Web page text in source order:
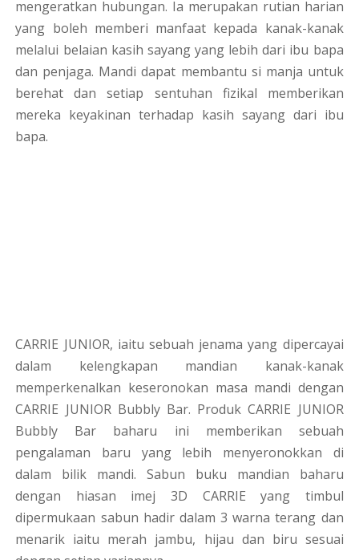
mengeratkan hubungan. Ia merupakan rutian harian
yang boleh memberi manfaat kepada kanak-kanak
melalui belaian kasih sayang yang lebih dari ibu bapa
dan penjaga. Mandi dapat membantu si manja untuk
berehat dan setiap sentuhan fizikal memberikan
mereka keyakinan terhadap kasih sayang dari ibu
bapa.
CARRIE JUNIOR, iaitu sebuah jenama yang dipercayai
dalam kelengkapan mandian kanak-kanak
memperkenalkan keseronokan masa mandi dengan
CARRIE JUNIOR Bubbly Bar. Produk CARRIE JUNIOR
Bubbly Bar baharu ini memberikan sebuah
pengalaman baru yang lebih menyeronokkan di
dalam bilik mandi. Sabun buku mandian baharu
dengan hiasan imej 3D CARRIE yang timbul
dipermukaan sabun hadir dalam 3 warna terang dan
menarik iaitu merah jambu, hijau dan biru sesuai